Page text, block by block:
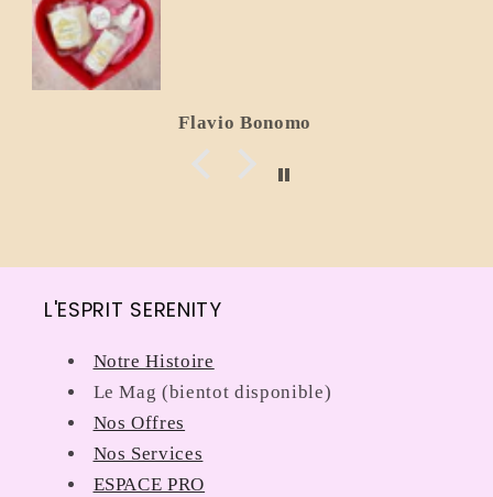
Flavio Bonomo
L'ESPRIT SERENITY
Notre Histoire
Le Mag (bientot disponible)
Nos Offres
Nos Services
ESPACE PRO